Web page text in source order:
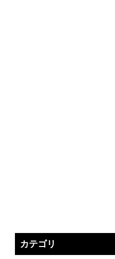
カテゴリ